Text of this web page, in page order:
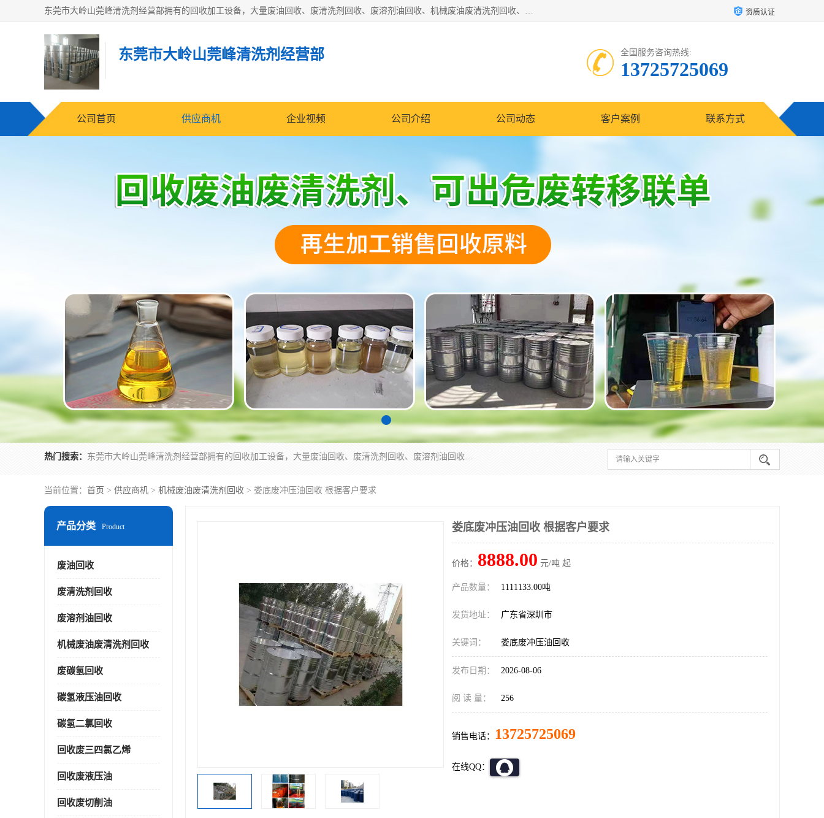
东莞市大岭山莞峰清洗剂经营部拥有的回收加工设备，大量废油回收、废清洗剂回收、废溶剂油回收、机械废油废清洗剂回收、废碳氢回收、碳氢液压油回收、碳氢二氯回收等废清洗剂处理；我们只是提供废旧化工原料的循环使用存放点，执行正规的存放，有正规的回收资质处理。同时我们公司批发零售回收级清洗剂，脱模油再生基础油，质量保证。 资质认证
东莞市大岭山莞峰清洗剂经营部 全国服务咨询热线:
13725725069
公司首页 供应商机 企业视频 公司介绍 公司动态 客户案例 联系方式
热门搜索： 东莞市大岭山莞峰清洗剂经营部拥有的回收加工设备，大量废油回收、废清洗剂回收、废溶剂油回收、机械废油废清洗剂回收、废碳氢回收、碳氢液压油回收、碳氢二氯回收等废清洗剂处理；我们只是提供废旧化工原料的循环使用存放点，执行正规的存放，有正规的回收资质处理。同时我们公司批发零售回收级清洗剂，脱模油再生基础油，质量保证。
当前位置： 首页 > 供应商机 > 机械废油废清洗剂回收 > 娄底废冲压油回收 根据客户要求
产品分类 Product
废油回收
废清洗剂回收
废溶剂油回收
机械废油废清洗剂回收
废碳氢回收
碳氢液压油回收
碳氢二氯回收
回收废三四氯乙烯
回收废液压油
回收废切削油
娄底废冲压油回收 根据客户要求
价格： 8888.00 元/吨 起
产品数量： 1111133.00吨
发货地址： 广东省深圳市
关键词： 娄底废冲压油回收
发布日期： 2026-08-06
阅 读 量： 256
销售电话： 13725725069
在线QQ：